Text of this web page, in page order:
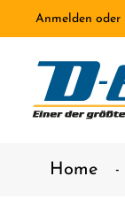
springen
Anmelden oder
Home